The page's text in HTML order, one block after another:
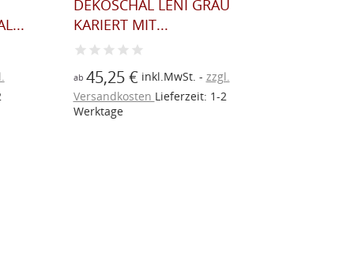
DEKOSCHAL LENI GRAU
KARIERT MIT...
ab 45,25 € inkl.MwSt.
zzgl.
Versandkosten Lieferzeit: 1-2
Werktage